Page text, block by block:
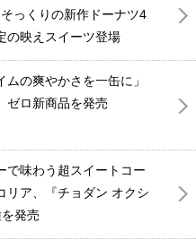
っくりの新作ドーナツ4
の映えスイーツ登場
ムの爽やかさを一缶に」
ゼロ新商品を発売
で味わう超スイートコー
リア、『チョダン オクシ
発売